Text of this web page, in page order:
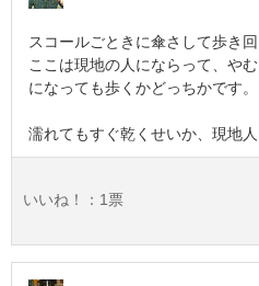
スコールごときに傘さして歩き
ここは現地の人にならって、や
になっても歩くかどっちかです。
濡れてもすぐ乾くせいか、現地
いいね！： 1 票